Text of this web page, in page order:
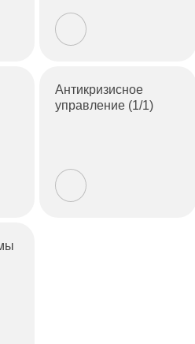
Антикризисное
управление (1/1)